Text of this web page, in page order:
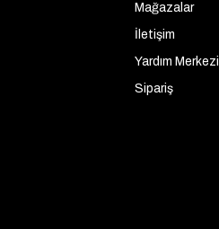
Mağazalar
İletişim
Yardım Merkezi
Sipariş